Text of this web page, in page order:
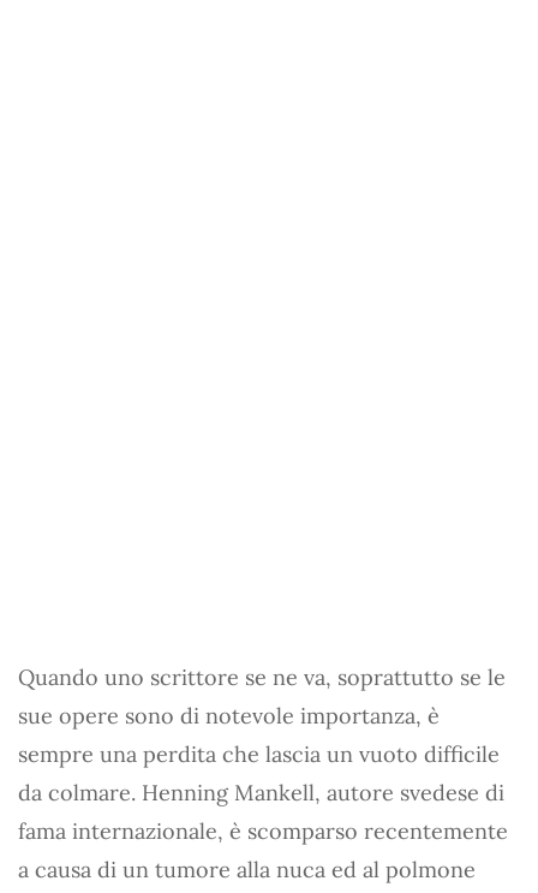
Quando uno scrittore se ne va, soprattutto se le
sue opere sono di notevole importanza, è
sempre una perdita che lascia un vuoto difficile
da colmare. Henning Mankell, autore svedese di
fama internazionale, è scomparso recentemente
a causa di un tumore alla nuca ed al polmone